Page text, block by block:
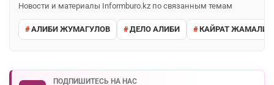
Новости и материалы Informburo.kz по связанным темам
АЛИБИ ЖУМАГУЛОВ ДЕЛО АЛИБИ КАЙРАТ
ПОДПИШИТЕСЬ НА НАС